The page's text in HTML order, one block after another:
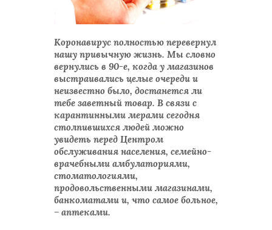
Коронавирус полностью перевернул
нашу привычную жизнь. Мы словно
вернулись в 90-е, когда у магазинов
выстраивались целые очереди и
неизвестно было, достанется ли
тебе заветный товар. В связи с
карантинными мерами сегодня
столпившихся людей можно
увидеть перед Центром
обслуживания населения, семейно-
врачебными амбулаториями,
стоматологиями,
продовольственными магазинами,
банкоматами и, что самое больное,
– аптеками.